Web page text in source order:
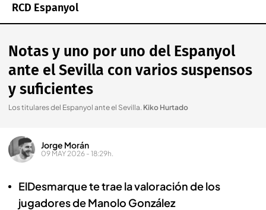
RCD Espanyol
Notas y uno por uno del Espanyol
ante el Sevilla con varios suspensos
y suficientes
Los titulares del Espanyol ante el Sevilla. Kiko Hurtado
Jorge Morán
09 MAY 2026 - 18:29h.
ElDesmarque te trae la valoración de los
jugadores de Manolo González